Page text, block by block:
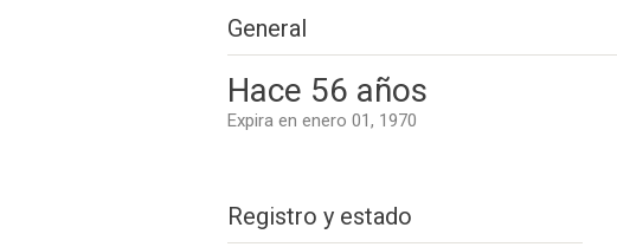
General
Hace 56 años
Expira en enero 01, 1970
Registro y estado